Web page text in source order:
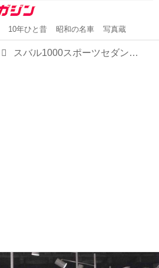
10年ひと昔 昭和の名車 写真蔵
スバル1000スポーツセダン（昭和42／1967年11月発売・KRBB型）【昭和の名車・完全版ダイジェスト039】